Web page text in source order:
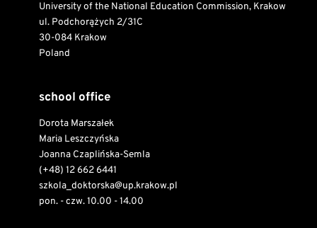
University of the National Education Commission, Krakow
ul. Podchorążych 2/31C
30-084 Krakow
Poland
school office
Dorota Marszałek
Maria Leszczyńska
Joanna Czaplińska-Semla
(+48) 12 662 6441
szkola_doktorska@up.krakow.pl
pon. - czw. 10.00 - 14.00